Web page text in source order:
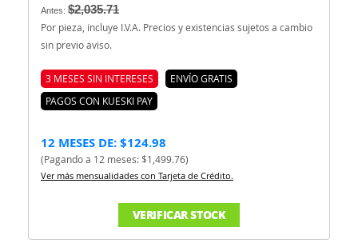
Antes: $2,035.71
Por pieza, incluye I.V.A. Precios y existencias sujetos a cambio
sin previo aviso.
3 MESES SIN INTERESES
ENVÍO GRATIS
PAGOS CON KUESKI PAY
12 MESES DE: $124.98
(Pagando a 12 meses: $1,499.76)
Ver más mensualidades con Tarjeta de Crédito.
VERIFICAR STOCK